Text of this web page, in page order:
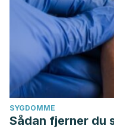
SYGDOMME
Sådan fjerner du